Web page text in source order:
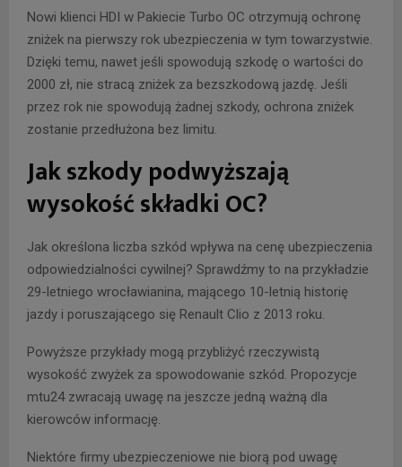
Nowi klienci HDI w Pakiecie Turbo OC otrzymują ochronę
zniżek na pierwszy rok ubezpieczenia w tym towarzystwie.
Dzięki temu, nawet jeśli spowodują szkodę o wartości do
2000 zł, nie stracą zniżek za bezszkodową jazdę. Jeśli
przez rok nie spowodują żadnej szkody, ochrona zniżek
zostanie przedłużona bez limitu.
Jak szkody podwyższają
wysokość składki OC?
Jak określona liczba szkód wpływa na cenę ubezpieczenia
odpowiedzialności cywilnej? Sprawdźmy to na przykładzie
29-letniego wrocławianina, mającego 10-letnią historię
jazdy i poruszającego się Renault Clio z 2013 roku.
Powyższe przykłady mogą przybliżyć rzeczywistą
wysokość zwyżek za spowodowanie szkód. Propozycje
mtu24 zwracają uwagę na jeszcze jedną ważną dla
kierowców informację.
Niektóre firmy ubezpieczeniowe nie biorą pod uwagę